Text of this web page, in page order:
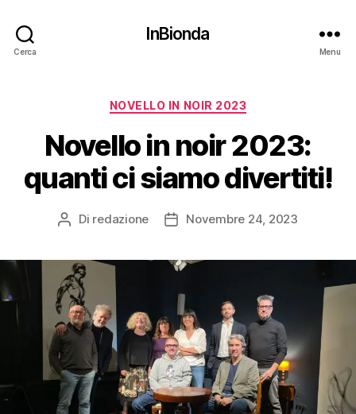
Cerca
InBionda
Menu
Categorie
NOVELLO IN NOIR 2023
Novello in noir 2023:
quanti ci siamo divertiti!
Autore
Di redazione
DataNovembre 24, 2023